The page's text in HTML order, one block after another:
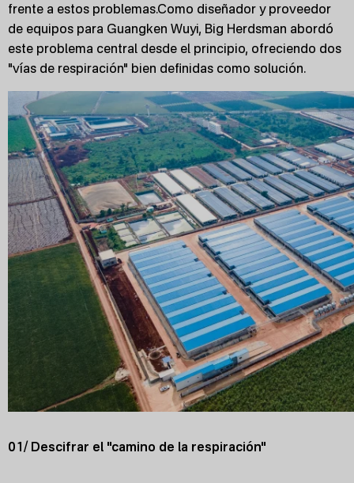
frente a estos problemas.Como diseñador y proveedor
de equipos para Guangken Wuyi, Big Herdsman abordó
este problema central desde el principio, ofreciendo dos
"vías de respiración" bien definidas como solución.
01/ Descifrar el "camino de la respiración"